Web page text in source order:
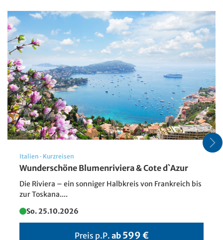
Italien · Kurzreisen
Wunderschöne Blumenriviera & Cote d`Azur
Die Riviera – ein sonniger Halbkreis von Frankreich bis
zur Toskana....
So. 25.10.2026
Preis p.P. ab 599 €